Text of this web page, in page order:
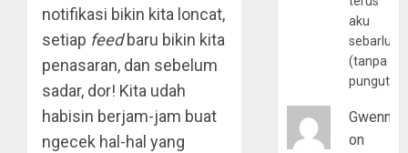
notifikasi bikin kita loncat,
setiap feedbaru bikin kita
penasaran, dan sebelum
sadar, dor! Kita udah
habisin berjam-jam buat
ngecek hal-hal yang
aku
(tanpa
Gwenny
on